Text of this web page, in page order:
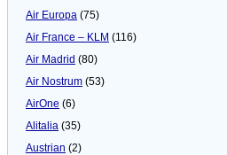
Air Europa (75)
Air France – KLM (116)
Air Madrid (80)
Air Nostrum (53)
AirOne (6)
Alitalia (35)
Austrian (2)